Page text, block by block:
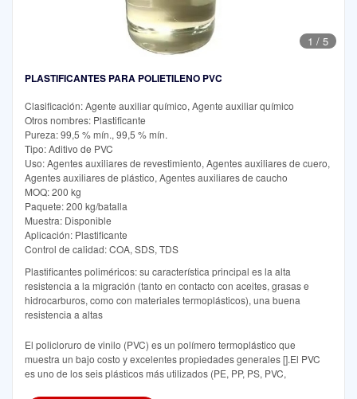
1 / 5
PLASTIFICANTES PARA POLIETILENO PVC
Clasificación: Agente auxiliar químico, Agente auxiliar químico
Otros nombres: Plastificante
Pureza: 99,5 % mín., 99,5 % mín.
Tipo: Aditivo de PVC
Uso: Agentes auxiliares de revestimiento, Agentes auxiliares de cuero,
Agentes auxiliares de plástico, Agentes auxiliares de caucho
MOQ: 200 kg
Paquete: 200 kg/batalla
Muestra: Disponible
Aplicación: Plastificante
Control de calidad: COA, SDS, TDS
Plastificantes poliméricos: su característica principal es la alta
resistencia a la migración (tanto en contacto con aceites, grasas e
hidrocarburos, como con materiales termoplásticos), una buena
resistencia a altas
El policloruro de vinilo (PVC) es un polímero termoplástico que
muestra un bajo costo y excelentes propiedades generales [].El PVC
es uno de los seis plásticos más utilizados (PE, PP, PS, PVC,